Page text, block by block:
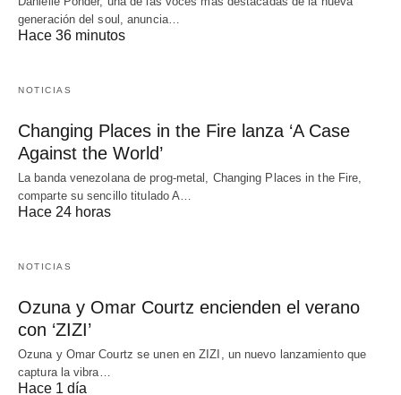
generación del soul, anuncia…
Hace 36 minutos
NOTICIAS
Changing Places in the Fire lanza ‘A Case
Against the World’
La banda venezolana de prog-metal, Changing Places in the Fire,
comparte su sencillo titulado A…
Hace 24 horas
NOTICIAS
Ozuna y Omar Courtz encienden el verano
con ‘ZIZI’
Ozuna y Omar Courtz se unen en ZIZI, un nuevo lanzamiento que
captura la vibra…
Hace 1 día